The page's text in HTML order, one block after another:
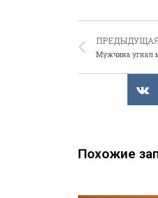
Мужчина угнал
Похожие